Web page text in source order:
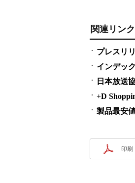
関連リンク
プレスリ
インデッ
日本放送
+D
製品最安
印刷